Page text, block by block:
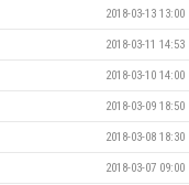
2018-03-13 13:00
2018-03-11 14:53
2018-03-10 14:00
2018-03-09 18:50
2018-03-08 18:30
2018-03-07 09:00